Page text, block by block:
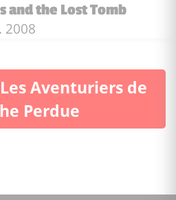
and the Lost Tomb
:
figurines :
sortie :
2008
Aventuriers de
Perdue